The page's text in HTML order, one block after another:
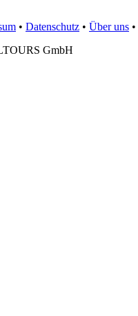
• Datenschutz • Über uns •
GmbH